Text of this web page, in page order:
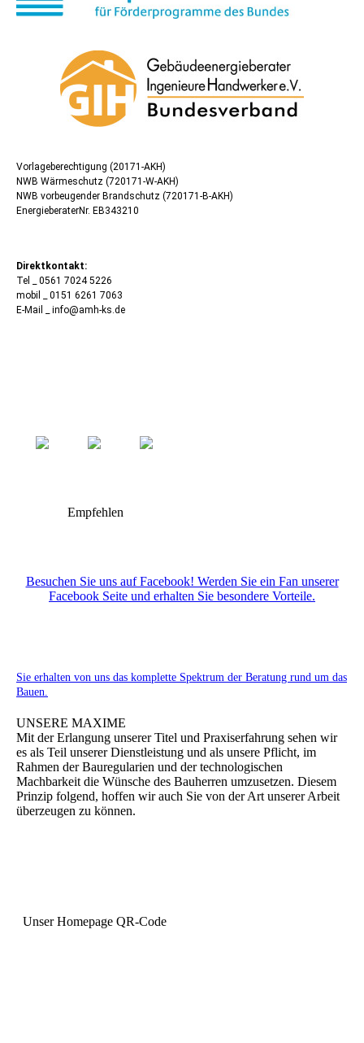
Vorlageberechtigung (20171-AKH)
NWB Wärmeschutz (720171-W-AKH)
NWB vorbeugender Brandschutz (720171-B-AKH)
EnergieberaterNr. EB343210
Direktkontakt:
Tel _ 0561 7024 5226
mobil _ 0151 6261 7063
E-Mail _ info@amh-ks.de
Empfehlen
Besuchen Sie uns auf Facebook! Werden Sie ein Fan unserer
Facebook Seite und erhalten Sie besondere Vorteile.
Sie erhalten von uns das komplette Spektrum der Beratung rund um das
Bauen.
UNSERE MAXIME
Mit der Erlangung unserer Titel und Praxiserfahrung sehen wir
es als Teil unserer Dienstleistung und als unsere Pflicht, im
Rahmen der Bauregularien und der technologischen
Machbarkeit die Wünsche des Bauherren umzusetzen. Diesem
Prinzip folgend, hoffen wir auch Sie von der Art unserer Arbeit
überzeugen zu können.
Unser Homepage QR-Code